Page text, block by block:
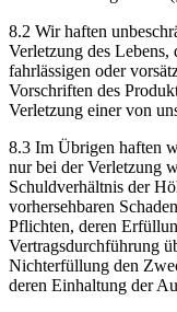
8.2 Wir haften
Verletzung des
fahrlässigen oder
Vorschriften des
Verletzung einer von
8.3 Im Übrigen haften
nur bei der Verletzung
Schuldverhältnis der
vorhersehbaren
Pflichten, deren
Vertragsdurchführung
Nichterfüllung den
deren Einhaltung der